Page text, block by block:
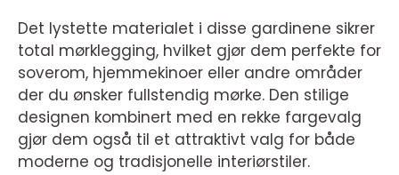
Det lystette materialet i disse gardinene sikrer
total mørklegging, hvilket gjør dem perfekte for
soverom, hjemmekinoer eller andre områder
der du ønsker fullstendig mørke. Den stilige
designen kombinert med en rekke fargevalg
gjør dem også til et attraktivt valg for både
moderne og tradisjonelle interiørstiler.